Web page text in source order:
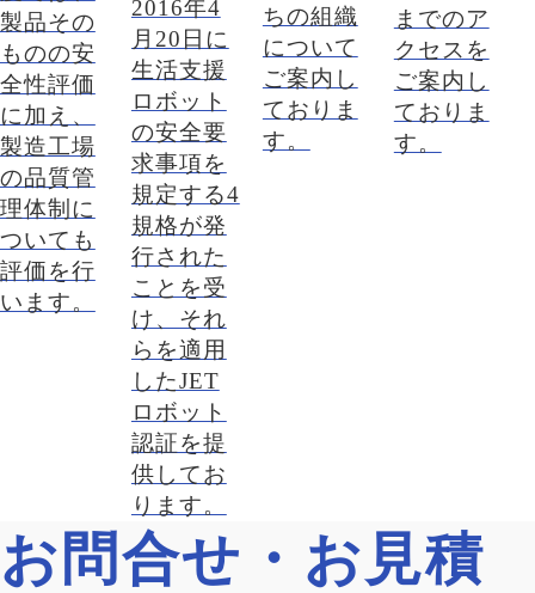
製品その
ものの安
全性評価
に加え、
製造工場
の品質管
理体制に
ついても
評価を行
います。
2016年4
月20日に
生活支援
ロボット
の安全要
求事項を
規定する4
規格が発
行された
ことを受
け、それ
らを適用
したJET
ロボット
認証を提
供してお
ります。
ちの組織
について
ご案内し
ておりま
す。
までのア
クセスを
ご案内し
ておりま
す。
お問合せ・お見積